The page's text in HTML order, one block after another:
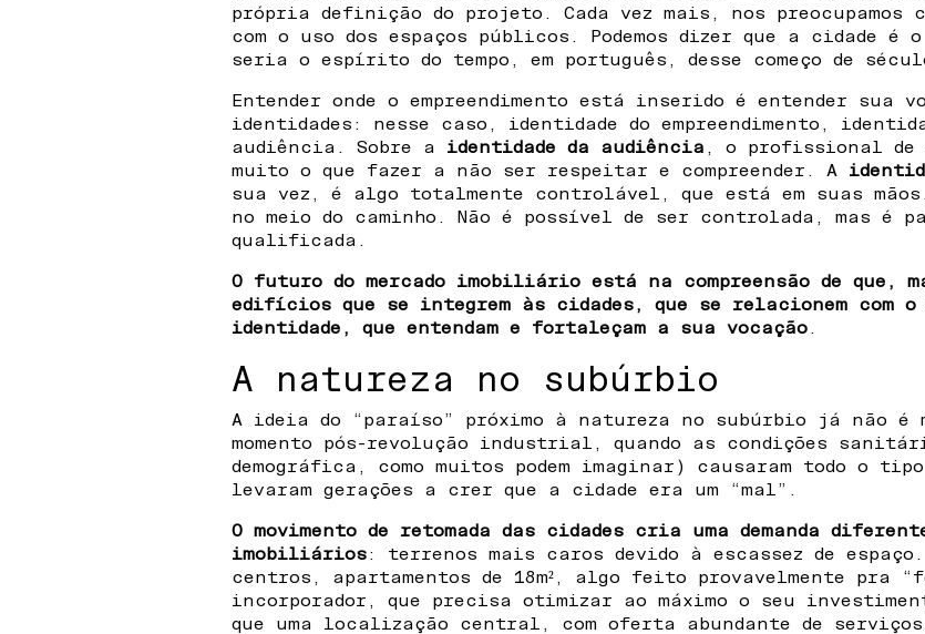
própria definição do projeto. Cada vez mais, nos preocupamos
com o uso dos espaços públicos. Podemos dizer que a cidade é
seria o espírito do tempo, em português, desse começo de
Entender onde o empreendimento está inserido é entender sua
identidades: nesse caso, identidade do empreendimento,
audiência. Sobre a identidade da audiência , o profissional de
muito o que fazer a não ser respeitar e compreender. A
sua vez, é algo totalmente controlável, que está em suas
no meio do caminho. Não é possível de ser controlada, mas é
qualificada.
O futuro do mercado imobiliário está na compreensão de que,
edifícios que se integrem às cidades, que se relacionem com o
identidade, que entendam e fortaleçam a sua vocação .
A natureza no subúrbio
A ideia do “paraíso” próximo à natureza no subúrbio já não é
momento pós-revolução industrial, quando as condições
demográfica, como muitos podem imaginar) causaram todo o
levaram gerações a crer que a cidade era um “mal”.
O movimento de retomada das cidades cria uma demanda
imobiliários: terrenos mais caros devido à escassez de espaço.
centros, apartamentos de 18m², algo feito provavelmente pra
incorporador, que precisa otimizar ao máximo o seu
que uma localização central, com oferta abundante de